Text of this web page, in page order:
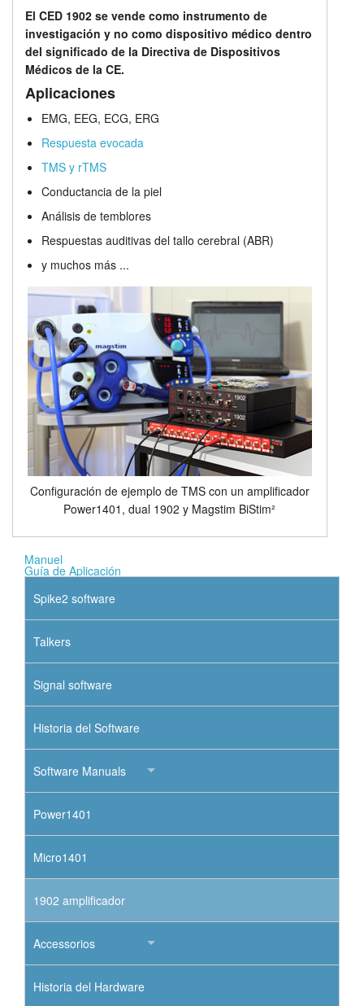
El CED 1902 se vende como instrumento de
investigación y no como dispositivo médico dentro
del significado de la Directiva de Dispositivos
Médicos de la CE.
Aplicaciones
EMG, EEG, ECG, ERG
Respuesta evocada
TMS y rTMS
Conductancia de la piel
Análisis de temblores
Respuestas auditivas del tallo cerebral (ABR)
y muchos más ...
Configuración de ejemplo de TMS con un amplificador
Power1401, dual 1902 y Magstim BiStim²
Manuel
Guía de Aplicación
Spike2 software
Talkers
Signal software
Historia del Software
Software Manuals
Power1401
Micro1401
1902 amplificador
Accessorios
Historia del Hardware